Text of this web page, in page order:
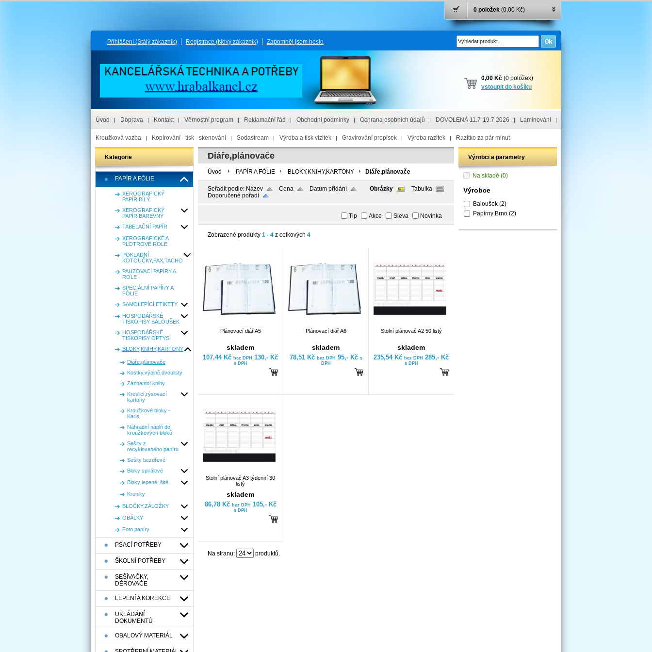
0 položek (0,00 Kč)
Přihlášení (Stálý zákazník) Registrace (Nový zákazník) Zapomněl jsem heslo
0,00 Kč (0 položek)
vstoupit do košíku
Úvod Doprava Kontakt Věrnostní program Reklamační řád Obchodní podmínky Ochrana osobních údajů DOVOLENÁ 11.7-19.7 2026 Laminování
Kroužková vazba Kopírování - tisk - skenování Sodastream Výroba a tisk vizitek Gravírování propisek Výroba razítek Razítko za pár minut
Kategorie
PAPÍR A FÓLIE
XEROGRAFICKÝ
PAPÍR BÍLÝ
XEROGRAFICKÝ
PAPÍR BAREVNÝ
TABELAČNÍ PAPÍR
XEROGRAFICKÉ A
PLOTROVÉ ROLE
POKLADNÍ
KOTOUČKY,FAX,TACHO
PAUZOVACÍ PAPÍRY A
ROLE
SPECIÁLNÍ PAPÍRY A
FÓLIE
SAMOLEPÍCÍ ETIKETY
HOSPODÁŘSKÉ
TISKOPISY BALOUŠEK
HOSPODÁŘSKÉ
TISKOPISY OPTYS
BLOKY,KNIHY,KARTONY
Diáře,plánovače
Kostky,výplně,dvoulisty
Záznamní knihy
Kreslicí,rýsovací
kartony
Kroužkové bloky -
Karis
Náhradní náplň do
kroužkových bloků
Sešity z
recyklovaného papíru
Sešity bezdřevé
Bloky spirálové
Bloky lepené, šité.
Kroniky
BLOČKY,ZÁLOŽKY
OBÁLKY
Foto papíry
PSACÍ POTŘEBY
ŠKOLNÍ POTŘEBY
SEŠÍVAČKY,
DĚROVAČE
LEPENÍ A KOREKCE
UKLÁDÁNÍ
DOKUMENTÚ
OBALOVÝ MATERIÁL
Diáře,plánovače
Úvod PAPÍR A FÓLIE BLOKY,KNIHY,KARTONY Diáře,plánovače
Seřadit podle: Název Cena
Datum přidání
Doporučené pořadí
Obrázky Tabulka
Tip Akce Sleva Novinka
Zobrazené produkty 1 - 4 z celkových 4
Plánovací diář A5
skladem
107,44 Kč bez DPH 130,- Kč
s DPH
Plánovací diář A6
skladem
78,51 Kč bez DPH 95,- Kč s
DPH
Stolní plánovač A2 50 listý
skladem
235,54 Kč bez DPH 285,- Kč
s DPH
Stolní plánovač A3 týdenní 30
listý
skladem
86,78 Kč bez DPH 105,- Kč
s DPH
Na stranu: produktů.
Výrobci a parametry
Na skladě (0)
Výrobce
Baloušek (2)
Papírny Brno (2)